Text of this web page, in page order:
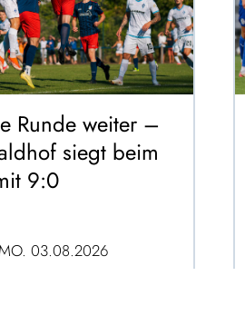
Runde weiter –
siegt beim
9:0
MO. 03.08.2026